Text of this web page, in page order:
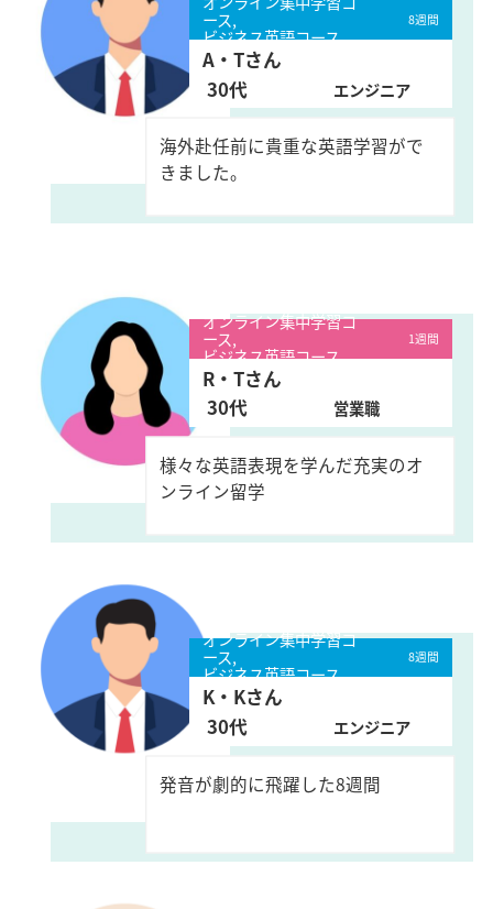
ース,
ビジネス英語コース
8週間
A・Tさん
30代
エンジニア
海外赴任前に貴重な英語学習がで
きました。
オンライン集中学習コ
ース,
ビジネス英語コース
1週間
R・Tさん
30代
営業職
様々な英語表現を学んだ充実のオ
ンライン留学
オンライン集中学習コ
ース,
ビジネス英語コース
8週間
K・Kさん
30代
エンジニア
発音が劇的に飛躍した8週間